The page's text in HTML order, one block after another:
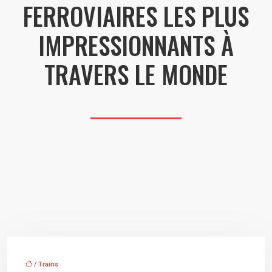
FERROVIAIRES LES PLUS
IMPRESSIONNANTS À
TRAVERS LE MONDE
/ Trains